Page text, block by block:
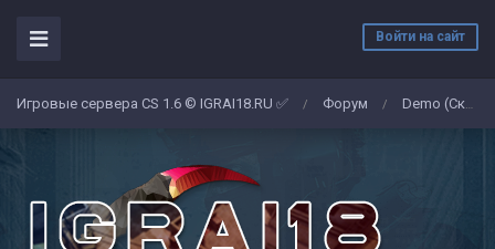
Войти на сайт
Игровые сервера CS 1.6 © IGRAI18.RU ✅ / Форум / Demo (Скриншоты)